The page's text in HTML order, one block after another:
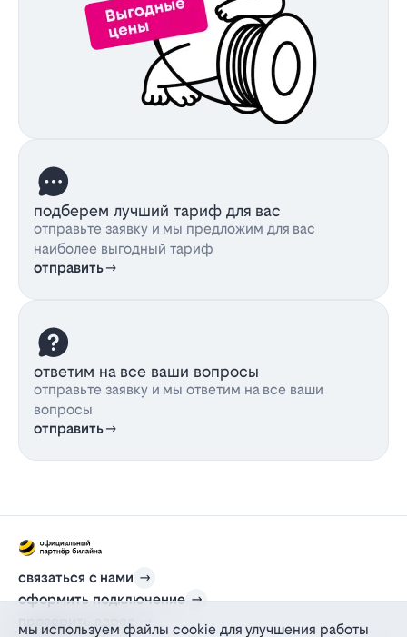
подберем лучший тариф для вас
отправьте заявку и мы предложим для вас
наиболее выгодный тариф
отправить
ответим на все ваши вопросы
отправьте заявку и мы ответим на все ваши
вопросы
отправить
связаться с нами
оформить подключение
проверить адрес
мы используем файлы cookie для улучшения работы